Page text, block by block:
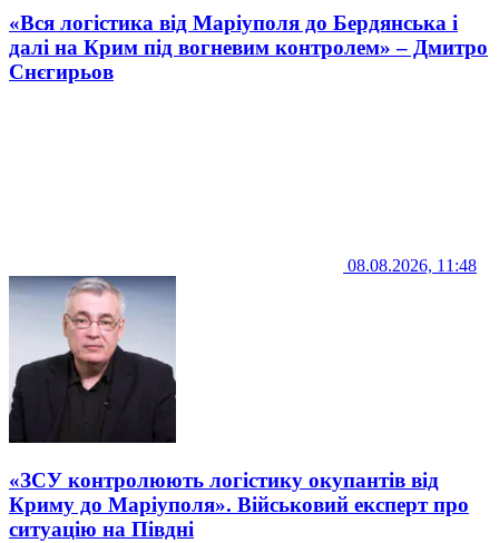
«Вся логістика від Маріуполя до Бердянська і
далі на Крим під вогневим контролем» – Дмитро
Снєгирьов
08.08.2026, 11:48
«ЗСУ контролюють логістику окупантів від
Криму до Маріуполя». Військовий експерт про
ситуацію на Півдні